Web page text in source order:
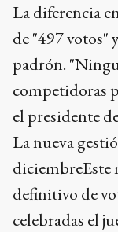
La diferencia
de "497 votos"
padrón.
competidoras
el presidente
La nueva
diciembreEste
definitivo de
celebradas el